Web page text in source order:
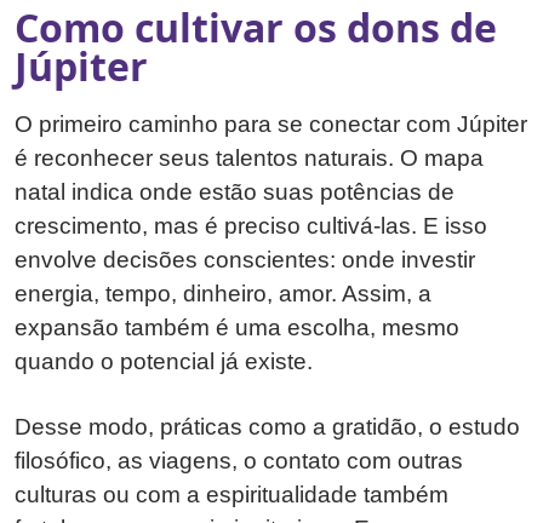
Como cultivar os dons de
Júpiter
O primeiro caminho para se conectar com Júpiter
é reconhecer seus talentos naturais. O mapa
natal indica onde estão suas potências de
crescimento, mas é preciso cultivá-las. E isso
envolve decisões conscientes: onde investir
energia, tempo, dinheiro, amor. Assim, a
expansão também é uma escolha, mesmo
quando o potencial já existe.
Desse modo, práticas como a gratidão, o estudo
filosófico, as viagens, o contato com outras
culturas ou com a espiritualidade também